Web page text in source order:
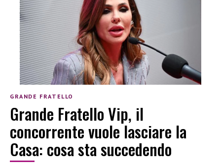
GRANDE FRATELLO
Grande Fratello Vip, il
concorrente vuole lasciare la
Casa: cosa sta succedendo